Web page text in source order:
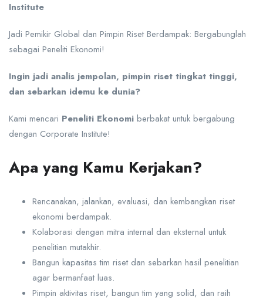
Institute
Jadi Pemikir Global dan Pimpin Riset Berdampak: Bergabunglah
sebagai Peneliti Ekonomi!
Ingin jadi analis jempolan, pimpin riset tingkat tinggi,
dan sebarkan idemu ke dunia?
Kami mencari Peneliti Ekonomi berbakat untuk bergabung
dengan Corporate Institute!
Apa yang Kamu Kerjakan?
Rencanakan, jalankan, evaluasi, dan kembangkan riset
ekonomi berdampak.
Kolaborasi dengan mitra internal dan eksternal untuk
penelitian mutakhir.
Bangun kapasitas tim riset dan sebarkan hasil penelitian
agar bermanfaat luas.
Pimpin aktivitas riset, bangun tim yang solid, dan raih